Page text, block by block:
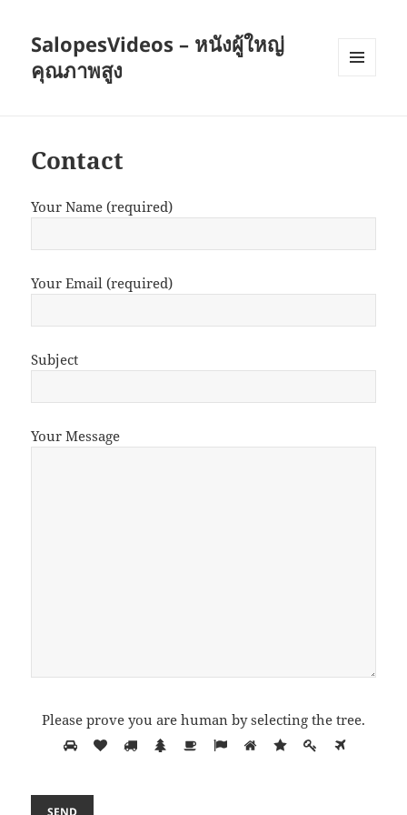
SalopesVideos – หนังผู้ใหญ่
คุณภาพสูง
Contact
Your Name (required)
Your Email (required)
Subject
Your Message
Please prove you are human by selecting the tree.